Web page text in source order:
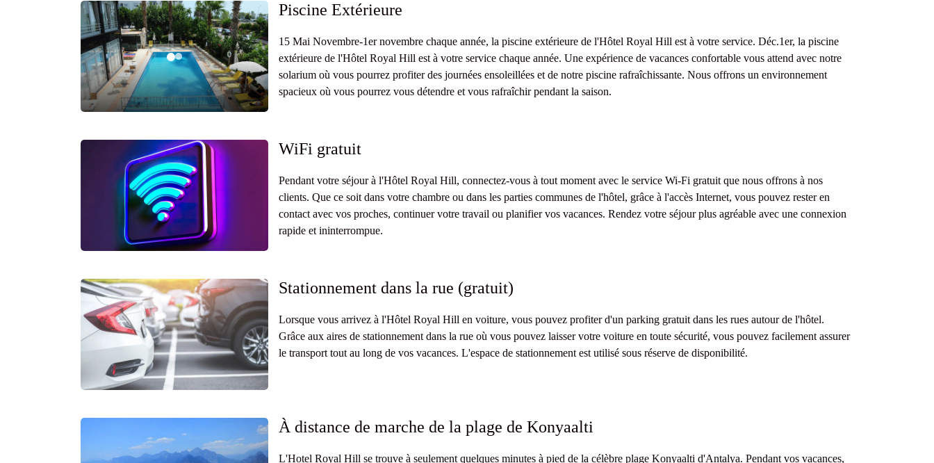
Piscine Extérieure
15 Mai Novembre-1er novembre chaque année, la piscine extérieure de l'Hôtel Royal Hill est à votre service. Déc.1er, la piscine
extérieure de l'Hôtel Royal Hill est à votre service chaque année. Une expérience de vacances confortable vous attend avec notre
solarium où vous pourrez profiter des journées ensoleillées et de notre piscine rafraîchissante. Nous offrons un environnement
spacieux où vous pourrez vous détendre et vous rafraîchir pendant la saison.
WiFi gratuit
Pendant votre séjour à l'Hôtel Royal Hill, connectez-vous à tout moment avec le service Wi-Fi gratuit que nous offrons à nos
clients. Que ce soit dans votre chambre ou dans les parties communes de l'hôtel, grâce à l'accès Internet, vous pouvez rester en
contact avec vos proches, continuer votre travail ou planifier vos vacances. Rendez votre séjour plus agréable avec une connexion
rapide et ininterrompue.
Stationnement dans la rue (gratuit)
Lorsque vous arrivez à l'Hôtel Royal Hill en voiture, vous pouvez profiter d'un parking gratuit dans les rues autour de l'hôtel.
Grâce aux aires de stationnement dans la rue où vous pouvez laisser votre voiture en toute sécurité, vous pouvez facilement assurer
le transport tout au long de vos vacances. L'espace de stationnement est utilisé sous réserve de disponibilité.
À distance de marche de la plage de Konyaalti
L'Hotel Royal Hill se trouve à seulement quelques minutes à pied de la célèbre plage Konyaalti d'Antalya. Pendant vos vacances,